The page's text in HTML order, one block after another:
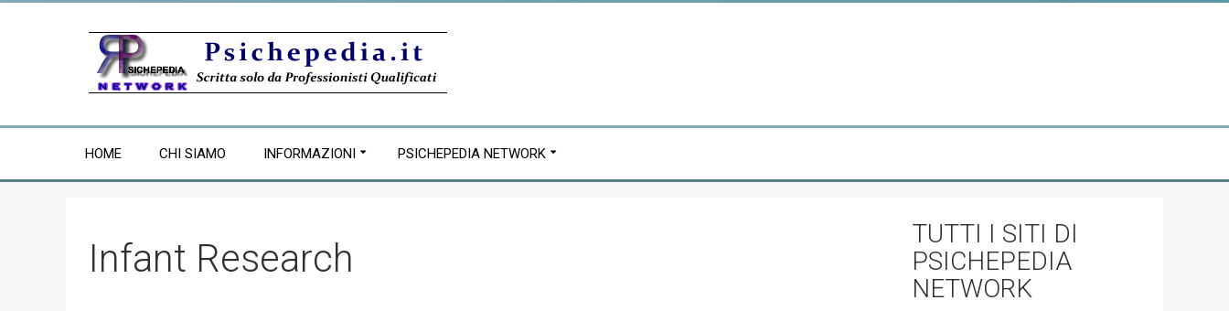
HOME CHI SIAMO INFORMAZIONI PSICHEPEDIA NETWORK
Infant Research
TUTTI I SITI DI
PSICHEPEDIA
NETWORK